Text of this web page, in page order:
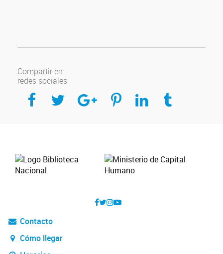
Compartir en
redes sociales
Compartir en Facebook Compartir en Twitter Compartir en Google Plus Compartir en Pinterest Compartir en Linkedin Compartir en Tumblr
Contacto
Cómo llegar